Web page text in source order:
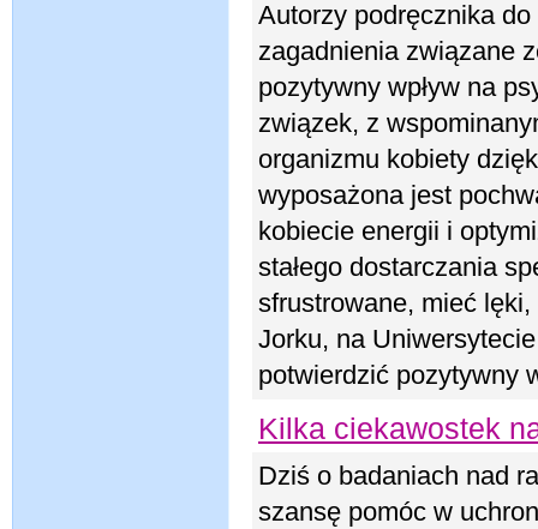
Autorzy podręcznika
zagadnienia związane
pozytywny wpływ na
związek, z
organizmu kobiety
wyposażona jest
kobiecie energii i
stałego dostarczania
sfrustrowane, mieć
Jorku, na
potwierdzić pozytywny
Kilka ciekawostek
Dziś o badaniach nad
szansę pomóc w